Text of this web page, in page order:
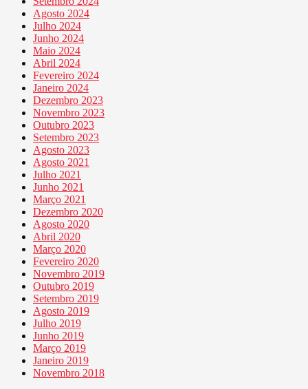
Agosto 2024
Julho 2024
Junho 2024
Maio 2024
Abril 2024
Fevereiro 2024
Janeiro 2024
Dezembro 2023
Novembro 2023
Outubro 2023
Setembro 2023
Agosto 2023
Agosto 2021
Julho 2021
Junho 2021
Março 2021
Dezembro 2020
Agosto 2020
Abril 2020
Março 2020
Fevereiro 2020
Novembro 2019
Outubro 2019
Setembro 2019
Agosto 2019
Julho 2019
Junho 2019
Março 2019
Janeiro 2019
Novembro 2018